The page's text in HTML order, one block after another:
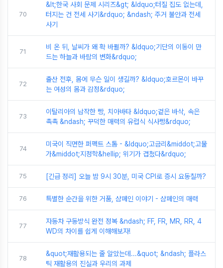
70
&lt;한국 사회 문제 시리즈&gt; &ldquo;터질 집도 없는데,
터지는 건 전세 사기&rdquo; &ndash; 주거 불안과 전세
사기
71
비 온 뒤, 날씨가 왜 확 바뀔까? &ldquo;기단의 이동이 만
드는 하늘과 바람의 변화&rdquo;
72
출산 전후, 몸에 무슨 일이 생길까? &ldquo;호르몬이 바꾸
는 여성의 몸과 감정&rdquo;
73
이탈리아의 납작한 빵, 치아바타 &ldquo;겉은 바삭, 속은
촉촉 &ndash; 꾸덕한 매력의 유럽식 식사빵&rdquo;
74
미국이 직면한 퍼펙트 스톰 - &ldquo;고금리&middot;고물
가&middot;지정학&hellip; 위기가 겹쳤다&rdquo;
75 [긴급 정리] 오늘 밤 9시 30분, 미국 CPI로 증시 요동칠까?
76 특별한 순간을 위한 거품, 샴페인 이야기 - 샴페인의 매력
77
자동차 구동방식 완전 정복 &ndash; FF, FR, MR, RR, 4
WD의 차이를 쉽게 이해해보자!
78
&quot;재활용되는 줄 알았는데...&quot; &ndash; 플라스
틱 재활용의 진실과 우리의 과제